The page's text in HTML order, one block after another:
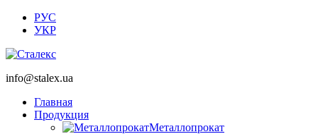
РУС
УКР
info@stalex.ua
Главная
Продукция
Металлопрокат